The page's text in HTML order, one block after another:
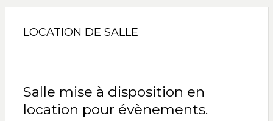
LOCATION DE SALLE
Salle mise à disposition en
location pour évènements.